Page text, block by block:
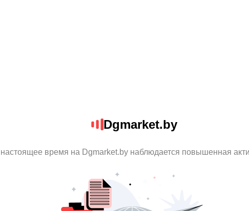
Dgmarket.by
время на Dgmarket.by наблюдается повышенная